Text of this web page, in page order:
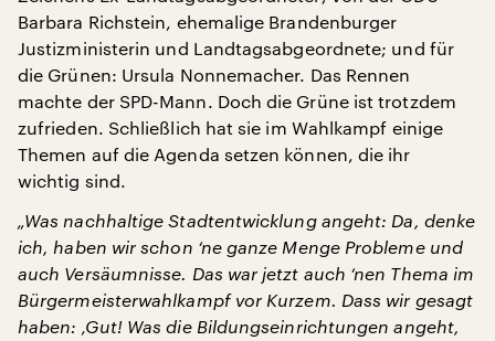
Barbara Richstein, ehemalige Brandenburger
Justizministerin und Landtagsabgeordnete; und für
die Grünen: Ursula Nonnemacher. Das Rennen
machte der SPD-Mann. Doch die Grüne ist trotzdem
zufrieden. Schließlich hat sie im Wahlkampf einige
Themen auf die Agenda setzen können, die ihr
wichtig sind.
„Was nachhaltige Stadtentwicklung angeht: Da, denke
ich, haben wir schon ‘ne ganze Menge Probleme und
auch Versäumnisse. Das war jetzt auch ‘nen Thema im
Bürgermeisterwahlkampf vor Kurzem. Dass wir gesagt
haben: ‚Gut! Was die Bildungseinrichtungen angeht,